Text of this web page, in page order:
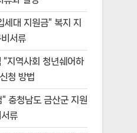
세대 지원금” 복지 지
서류
지역사회 청년쉐어하
청 방법
충청남도 금산군 지원
류